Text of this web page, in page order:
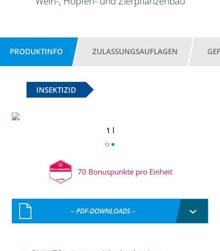
PRODUKTINFO ZULASSUNGSAUFLAGEN
INSEKTIZID
1 l
70 Bonuspunkte pro Einheit
– PDF-DOWNLOADS –